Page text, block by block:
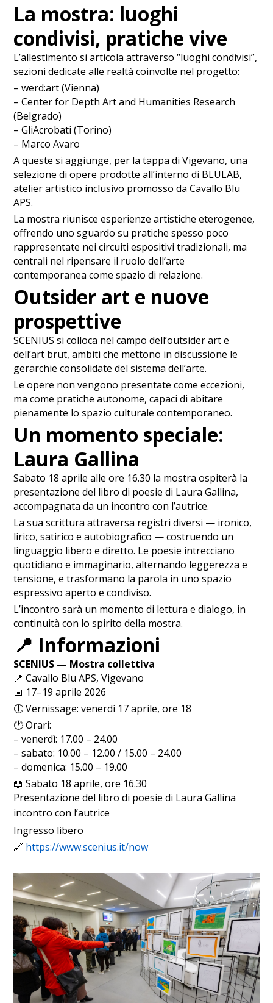
La mostra: luoghi
condivisi, pratiche vive
L’allestimento si articola attraverso “luoghi condivisi”,
sezioni dedicate alle realtà coinvolte nel progetto:
– werd:art (Vienna)
– Center for Depth Art and Humanities Research
(Belgrado)
– GliAcrobati (Torino)
– Marco Avaro
A queste si aggiunge, per la tappa di Vigevano, una
selezione di opere prodotte all’interno di BLULAB,
atelier artistico inclusivo promosso da Cavallo Blu
APS.
La mostra riunisce esperienze artistiche eterogenee,
offrendo uno sguardo su pratiche spesso poco
rappresentate nei circuiti espositivi tradizionali, ma
centrali nel ripensare il ruolo dell’arte
contemporanea come spazio di relazione.
Outsider art e nuove
prospettive
SCENIUS si colloca nel campo dell’outsider art e
dell’art brut, ambiti che mettono in discussione le
gerarchie consolidate del sistema dell’arte.
Le opere non vengono presentate come eccezioni,
ma come pratiche autonome, capaci di abitare
pienamente lo spazio culturale contemporaneo.
Un momento speciale:
Laura Gallina
Sabato 18 aprile alle ore 16.30 la mostra ospiterà la
presentazione del libro di poesie di Laura Gallina,
accompagnata da un incontro con l’autrice.
La sua scrittura attraversa registri diversi — ironico,
lirico, satirico e autobiografico — costruendo un
linguaggio libero e diretto. Le poesie intrecciano
quotidiano e immaginario, alternando leggerezza e
tensione, e trasformano la parola in uno spazio
espressivo aperto e condiviso.
L’incontro sarà un momento di lettura e dialogo, in
continuità con lo spirito della mostra.
📍 Informazioni
SCENIUS — Mostra collettiva
📍 Cavallo Blu APS, Vigevano
📅 17–19 aprile 2026
🕕 Vernissage: venerdì 17 aprile, ore 18
🕐 Orari:
– venerdì: 17.00 – 24.00
– sabato: 10.00 – 12.00 / 15.00 – 24.00
– domenica: 15.00 – 19.00
📖 Sabato 18 aprile, ore 16.30
Presentazione del libro di poesie di Laura Gallina
incontro con l’autrice
Ingresso libero
🔗 https://www.scenius.it/now